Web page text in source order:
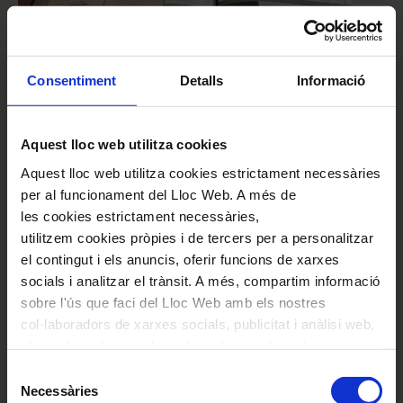
Consentiment Detalls Informació
Aquest lloc web utilitza cookies
Aquest lloc web utilitza cookies estrictament necessàries
per al funcionament del Lloc Web. A més de
les cookies estrictament necessàries,
utilitzem cookies pròpies i de tercers per a personalitzar
el contingut i els anuncis, oferir funcions de xarxes
socials i analitzar el trànsit. A més, compartim informació
sobre l'ús que faci del Lloc Web amb els nostres
col·laboradors de xarxes socials, publicitat i anàlisi web,
de l'ús que hagi fet dels seus serveis. En el quadre
Necessàries
També us pot interessar